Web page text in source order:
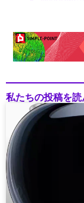
1080pプ
アシアタ
レス映像
アウトド
アクショ
私たちの投稿を